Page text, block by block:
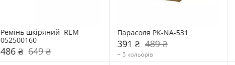
Ремінь шкіряний  REM-
052500160
486 ₴ 649 ₴
Парасоля PK-NA-531
391 ₴ 489 ₴
+ 5 кольорів